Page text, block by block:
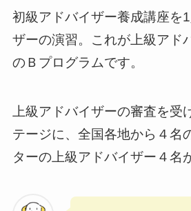
初級アドバイザー養成講座を
ザーの演習。これが上級アド
のＢプログラムです。
上級アドバイザーの審査を受
テージに、全国各地から４名
ターの上級アドバイザー４名